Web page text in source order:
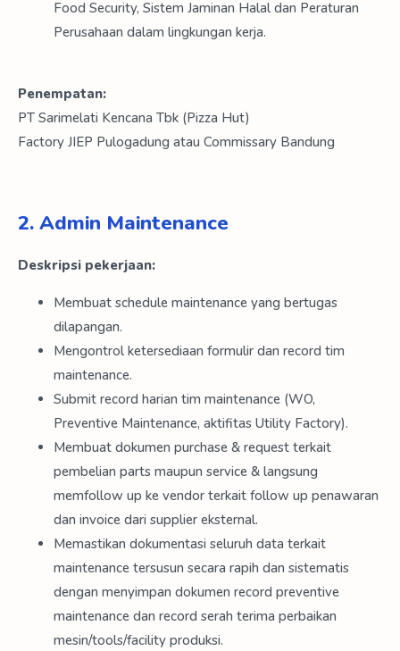
Food Security, Sistem Jaminan Halal dan Peraturan
Perusahaan dalam lingkungan kerja.
Penempatan:
PT Sarimelati Kencana Tbk (Pizza Hut)
Factory JIEP Pulogadung atau Commissary Bandung
2. Admin Maintenance
Deskripsi pekerjaan:
Membuat schedule maintenance yang bertugas
dilapangan.
Mengontrol ketersediaan formulir dan record tim
maintenance.
Submit record harian tim maintenance (WO,
Preventive Maintenance, aktifitas Utility Factory).
Membuat dokumen purchase & request terkait
pembelian parts maupun service & langsung
memfollow up ke vendor terkait follow up penawaran
dan invoice dari supplier eksternal.
Memastikan dokumentasi seluruh data terkait
maintenance tersusun secara rapih dan sistematis
dengan menyimpan dokumen record preventive
maintenance dan record serah terima perbaikan
mesin/tools/facility produksi.